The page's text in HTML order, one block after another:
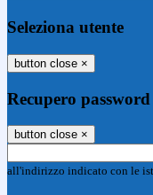
Seleziona utente
button close ×
Recupero password
button close ×
all'indirizzo indicato con le